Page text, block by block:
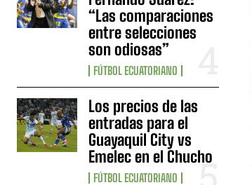
“Las comparaciones
entre selecciones
son odiosas”
FÚTBOL ECUATORIANO
Los precios de las
entradas para el
Guayaquil City vs
Emelec en el Chucho
FÚTBOL ECUATORIANO